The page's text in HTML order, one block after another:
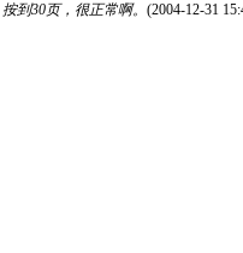
到30页，很正常啊。 (2004-12-31